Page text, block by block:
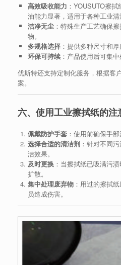
高效吸收能力 ：YOUSUTO擦
油能力显著，适用于各种工业清
洁净无尘：特殊生产工艺确保
物。
多规格选择：提供多种尺寸和厚
环保可持续：产品使用后可集中
优斯特还支持定制化服务，根据客
案。
六、使用工业擦拭纸的注
佩戴防护手套：使用前确保手部
选择合适的清洁剂：针对不同
洁效果。
及时更换：当擦拭纸已吸满污
扩散。
集中处理废弃物：用过的擦拭
员造成伤害。